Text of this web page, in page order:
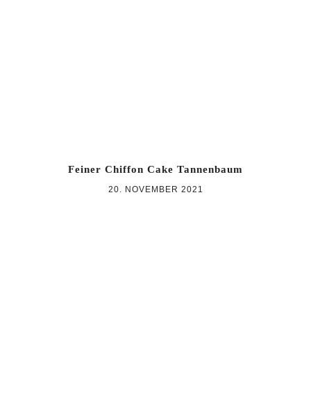
Feiner Chiffon Cake Tannenbaum
20. NOVEMBER 2021